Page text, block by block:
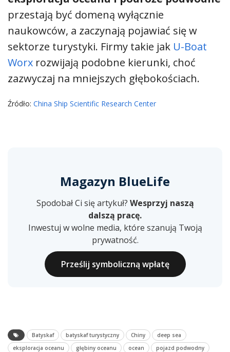
przestają być domeną wyłącznie
naukowców, a zaczynają pojawiać się w
sektorze turystyki. Firmy takie jak U-Boat
Worx rozwijają podobne kierunki, choć
zazwyczaj na mniejszych głębokościach.
Źródło: China Ship Scientific Research Center
Magazyn BlueLife
Spodobał Ci się artykuł? Wesprzyj naszą
dalszą pracę.
Inwestuj w wolne media, które szanują Twoją
prywatność.
Prześlij symboliczną wpłatę
Batyskaf batyskaf turystyczny Chiny
deep sea
eksploracja oceanu
głębiny oceanu ocean pojazd podwodny